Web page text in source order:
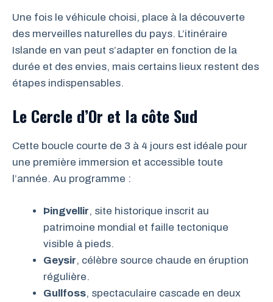
Une fois le véhicule choisi, place à la découverte
des merveilles naturelles du pays. L’itinéraire
Islande en van peut s’adapter en fonction de la
durée et des envies, mais certains lieux restent des
étapes indispensables.
Le Cercle d’Or et la côte Sud
Cette boucle courte de 3 à 4 jours est idéale pour
une première immersion et accessible toute
l’année. Au programme :
Þingvellir, site historique inscrit au
patrimoine mondial et faille tectonique
visible à pieds.
Geysir, célèbre source chaude en éruption
régulière.
Gullfoss, spectaculaire cascade en deux